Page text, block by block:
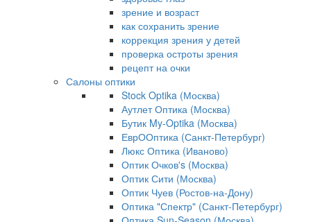
зрение и возраст
как сохранить зрение
коррекция зрения у детей
проверка остроты зрения
рецепт на очки
Салоны оптики
Stock Optika (Москва)
Аутлет Оптика (Москва)
Бутик My-Optika (Москва)
ЕврООптика (Санкт-Петербург)
Люкс Оптика (Иваново)
Оптик Очков's (Москва)
Оптик Сити (Москва)
Оптик Чуев (Ростов-на-Дону)
Оптика "Спектр" (Санкт-Петербург)